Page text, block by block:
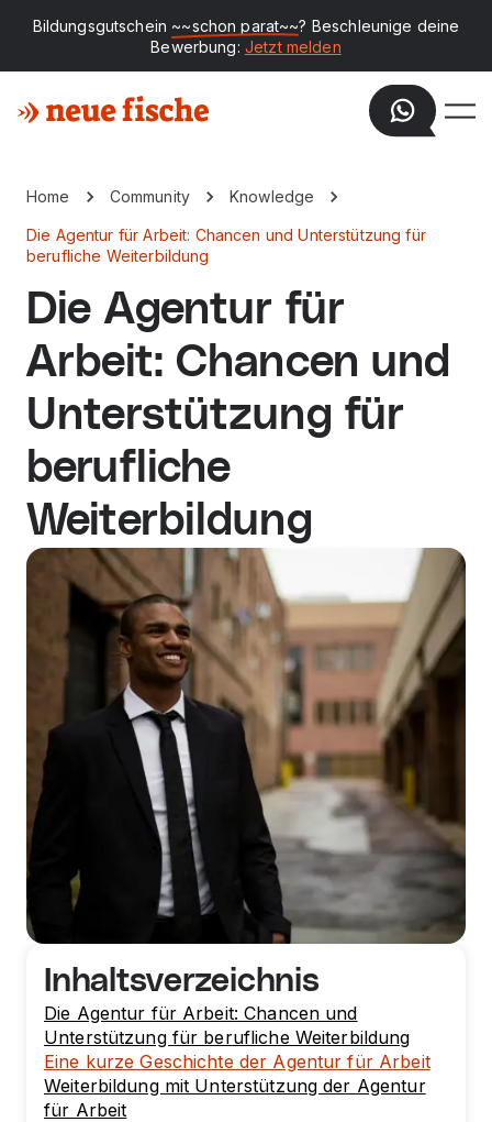
Bildungsgutschein ~~schon parat~~? Beschleunige deine
Bewerbung: Jetzt melden
Home Community Knowledge
Die Agentur für Arbeit: Chancen und Unterstützung für
berufliche Weiterbildung
Die Agentur für
Arbeit: Chancen und
Unterstützung für
berufliche
Weiterbildung
Inhaltsverzeichnis
Die Agentur für Arbeit: Chancen und
Unterstützung für berufliche Weiterbildung
Eine kurze Geschichte der Agentur für Arbeit
Weiterbildung mit Unterstützung der Agentur
für Arbeit